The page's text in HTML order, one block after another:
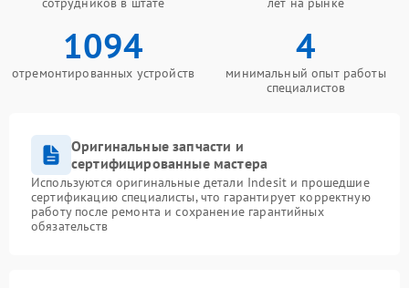
1094
отремонтированных устройств
4
минимальный опыт работы
специалистов
Оригинальные запчасти и
сертифицированные мастера
Используются оригинальные детали Indesit и прошедшие
сертификацию специалисты, что гарантирует корректную
работу после ремонта и сохранение гарантийных
обязательств